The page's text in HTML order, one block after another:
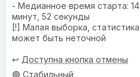
- Медианное время старта: 14
минут, 52 секунды
[!] Малая выборка, статистика
может быть неточной
↩️ Доступна кнопка отмены
🟢 Стабильный